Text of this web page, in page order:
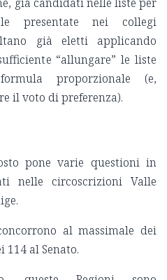
presentate nei collegi
già eletti applicando
“allungare” le liste
proporzionale (e,
il voto di preferenza).
pone varie questioni in
nelle circoscrizioni Valle
al massimale dei
114 al Senato.